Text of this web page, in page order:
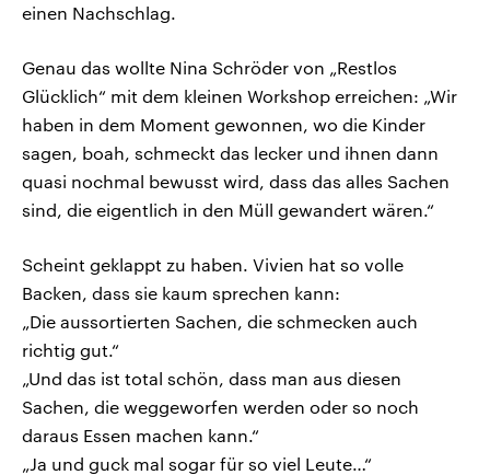
einen Nachschlag.
Genau das wollte Nina Schröder von „Restlos
Glücklich“ mit dem kleinen Workshop erreichen: „Wir
haben in dem Moment gewonnen, wo die Kinder
sagen, boah, schmeckt das lecker und ihnen dann
quasi nochmal bewusst wird, dass das alles Sachen
sind, die eigentlich in den Müll gewandert wären.“
Scheint geklappt zu haben. Vivien hat so volle
Backen, dass sie kaum sprechen kann:
„Die aussortierten Sachen, die schmecken auch
richtig gut.“
„Und das ist total schön, dass man aus diesen
Sachen, die weggeworfen werden oder so noch
daraus Essen machen kann.“
„Ja und guck mal sogar für so viel Leute…“